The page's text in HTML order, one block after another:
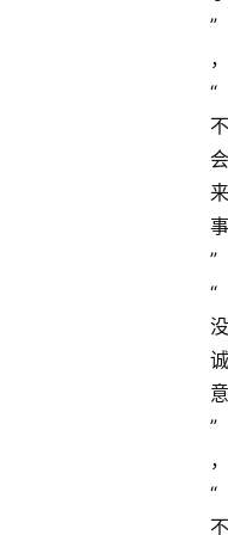
”
，
“
不
会
来
事
”
“
没
诚
意
”
，
“
不